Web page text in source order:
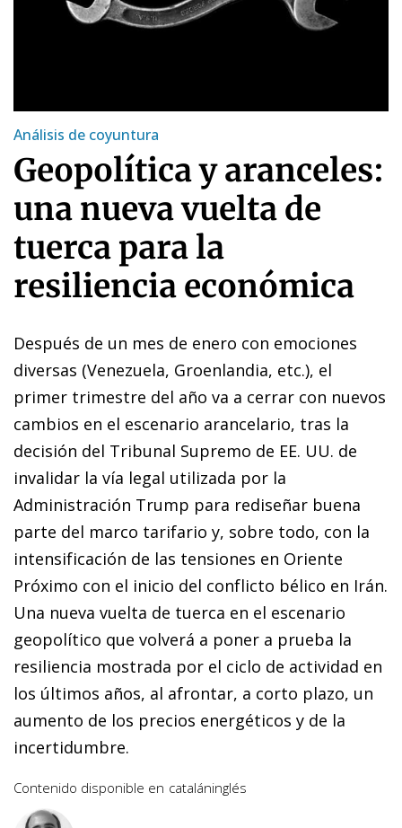
Análisis de coyuntura
Geopolítica y aranceles:
una nueva vuelta de
tuerca para la
resiliencia económica
Después de un mes de enero con emociones
diversas (Venezuela, Groenlandia, etc.), el
primer trimestre del año va a cerrar con nuevos
cambios en el escenario arancelario, tras la
decisión del Tribunal Supremo de EE. UU. de
invalidar la vía legal utilizada por la
Administración Trump para rediseñar buena
parte del marco tarifario y, sobre todo, con la
intensificación de las tensiones en Oriente
Próximo con el inicio del conflicto bélico en Irán.
Una nueva vuelta de tuerca en el escenario
geopolítico que volverá a poner a prueba la
resiliencia mostrada por el ciclo de actividad en
los últimos años, al afrontar, a corto plazo, un
aumento de los precios energéticos y de la
incertidumbre.
Contenido disponible en cataláninglés